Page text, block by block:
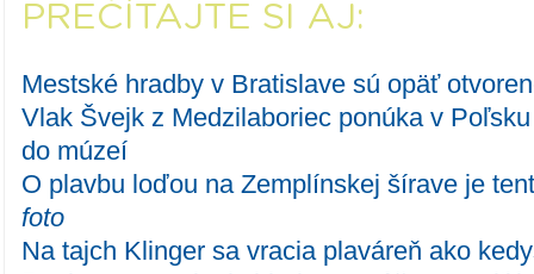
PREČÍTAJTE SI AJ:
Mestské hradby v Bratislave sú opäť
Vlak Švejk z Medzilaboriec ponúka v
do múzeí
O plavbu loďou na Zemplínskej šírave je
foto
Na tajch Klinger sa vracia plaváreň ako